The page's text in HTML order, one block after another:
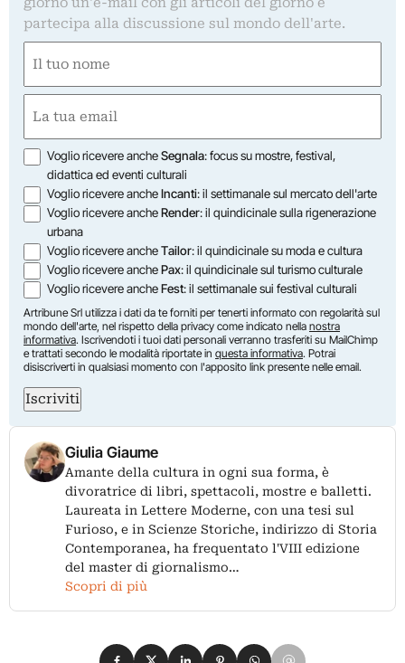
partecipa alla discussione sul mondo dell'arte.
(Required)
First
(Required)
Opzioni
Voglio ricevere ancheSegnala: focus su mostre, festival,
didattica ed eventi culturali
Voglio ricevere ancheIncanti: il settimanale sul mercato dell'arte
Voglio ricevere ancheRender: il quindicinale sulla rigenerazione
urbana
Voglio ricevere ancheTailor: il quindicinale su moda e cultura
Voglio ricevere anchePax: il quindicinale sul turismo culturale
Voglio ricevere ancheFest: il settimanale sui festival culturali
Artribune Srl utilizza i dati da te forniti per tenerti informato con regolarità sul
mondo dell'arte, nel rispetto della privacy come indicato nella nostra
informativa. Iscrivendoti i tuoi dati personali verranno trasferiti su MailChimp
e trattati secondo le modalità riportate in questa informativa. Potrai
disiscriverti in qualsiasi momento con l'apposito link presente nelle email.
Iscriviti
Giulia Giaume
Amante della cultura in ogni sua forma, è
divoratrice di libri, spettacoli, mostre e balletti.
Laureata in Lettere Moderne, con una tesi sul
Furioso, e in Scienze Storiche, indirizzo di Storia
Contemporanea, ha frequentato l'VIII edizione
del master di giornalismo…
Scopri di più
Condividi su Facebook
Condividi su X
Condividi su LinkedIn
Condividi su Pinterest
Condividi su WhatsApp
Condividi su Email